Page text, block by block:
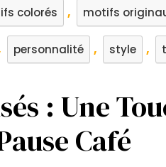
colorés , motifs
personnalité , style ,
: Une
Café